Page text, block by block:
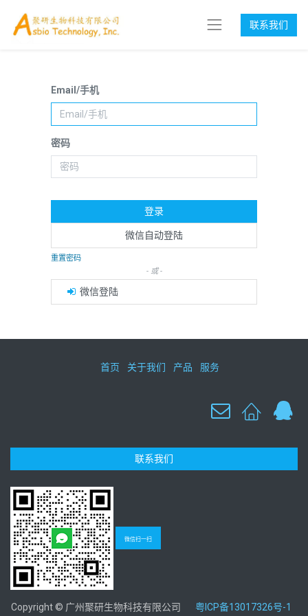
联系我们
Email/手机
密码
登录
微信自动登陆
重置密码
- 或 -
微信登陆
首页 关于我们 产品 服务
联系我们
微信扫一扫
Copyright © 广州聚研生物科技有限公司 粤ICP备13017326号-1